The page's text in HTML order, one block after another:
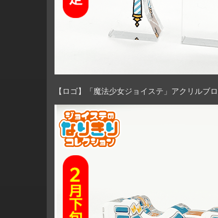
【ロゴ】「魔法少女ジョイステ」アクリルブ